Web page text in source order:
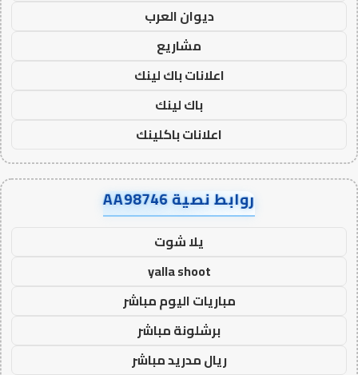
ديوان العرب
مشاريع
اعلانات باك لينك
باك لينك
اعلانات باكلينك
روابط نصية AA98746
يلا شوت
yalla shoot
مباريات اليوم مباشر
برشلونة مباشر
ريال مدريد مباشر